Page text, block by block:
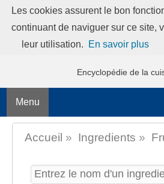
Encyclopédie de la
Menu
Accueil » Ingredients »
Les cookies assurent le bon
continuant de naviguer sur ce site,
leur utilisation.
En savoir plus